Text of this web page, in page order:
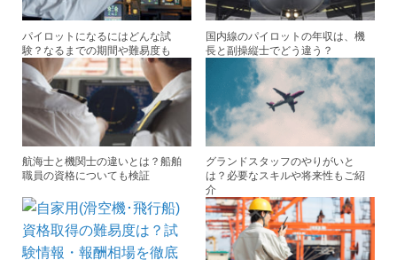
k
パイロットになるにはどんな試
験？なるまでの期間や難易度も
国内線のパイロットの年収は、機
長と副操縦士でどう違う？
航海士と機関士の違いとは？船舶
職員の資格についても検証
グランドスタッフのやりがいと
は？必要なスキルや将来性もご紹
介